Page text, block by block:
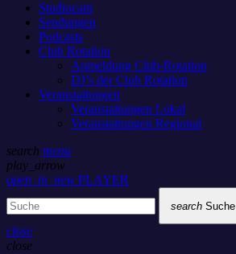
Studiocam
Sendungen
Podcasts
Club Rotation
Anmeldung Club-Rotation
DJ’s der Club Rotation
Veranstaltungen
Veranstaltungen Lokal
Veranstaltungen Regional
search menu
play_arrow
open_in_new PLAYER
search Suche
close
close